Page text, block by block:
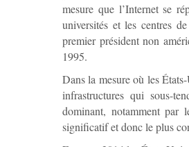
mesure que l’Internet se
universités et les centres
premier président non
1995.
Dans la mesure où les
infrastructures qui sous-
dominant, notamment
significatif et donc le plus